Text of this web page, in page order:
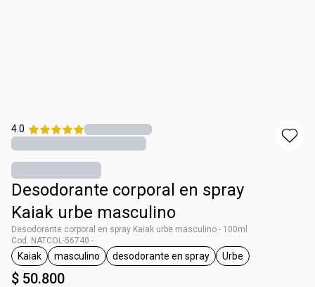
4.0
Desodorante corporal en spray
Kaiak urbe masculino
Desodorante corporal en spray Kaiak urbe masculino - 100ml
Cod. NATCOL-56740 -
general.tag Kaiak
Kaiak
general.tag masculino
masculino
general.tag desodorante en spray
desodorante en spray
general.tag Urbe
Urbe
$ 50.800